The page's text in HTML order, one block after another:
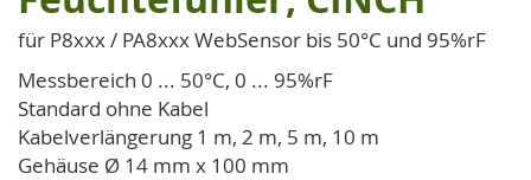
der
Bildgalerie
für P8xxx / PA8xxx WebSensor bis 50°C und 95%rF
Messbereich 0 ... 50°C, 0 ... 95%rF
Standard ohne Kabel
Kabelverlängerung 1 m, 2 m, 5 m, 10 m
Gehäuse Ø 14 mm x 100 mm